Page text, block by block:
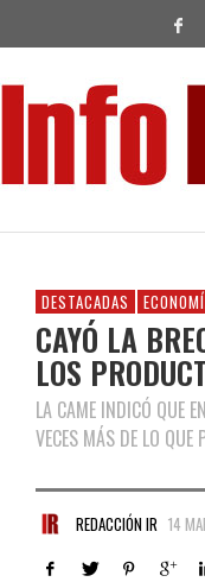
DESTACADAS
CAYÓ LA
LOS
LA CAME INDICÓ QUE
VECES MÁS DE LO QUE
REDACCIÓN IR 14